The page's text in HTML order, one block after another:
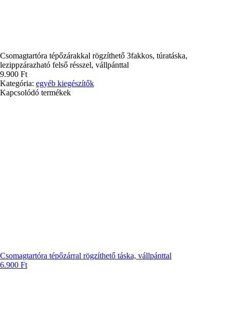
Csomagtartóra tépőzárakkal rögzíthető 3fakkos, túratáska,
lezippzárazható felső résszel, vállpánttal
9.900 Ft
Kategória: egyéb kiegészítők
Kapcsolódó termékek
Csomagtartóra tépőzárral rögzíthető táska, vállpánttal
6.900 Ft